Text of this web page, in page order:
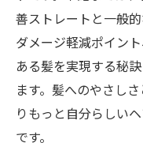
善ストレートと一般
ダメージ軽減ポイン
ある髪を実現する秘
ます。髪へのやさし
りもっと自分らしい
です。